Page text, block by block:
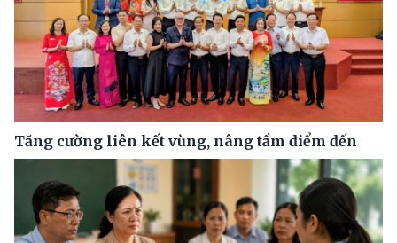
Tăng cường liên kết vùng, nâng tầm điểm đến